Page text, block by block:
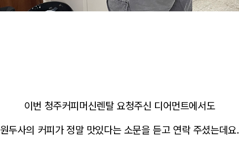
이번 청주커피머신렌탈 요청주신 디어먼트에서도
원두사의 커피가 정말 맛있다는 소문을 듣고 연락 주셨는데요.